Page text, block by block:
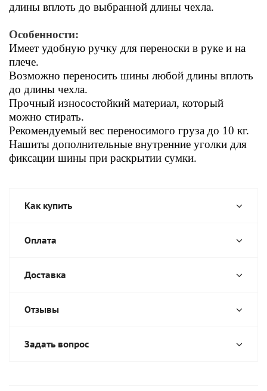
длины вплоть до выбранной длины чехла.
Особенности:
Имеет удобную ручку для переноски в руке и на
плече.
Возможно переносить шины любой длины вплоть
до длины чехла.
Прочный износостойкий материал, который
можно стирать.
Рекомендуемый вес переносимого груза до 10 кг.
Нашиты дополнительные внутренние уголки для
фиксации шины при раскрытии сумки.
Как купить
Оплата
Доставка
Отзывы
Задать вопрос